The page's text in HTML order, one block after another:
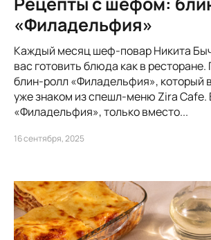
«Филадельфия»
Каждый месяц шеф-повар Никита
вас готовить блюда как в ресторане.
блин-ролл «Филадельфия», который
уже знаком из спешл-меню Zira Cafe.
«Филадельфия», только вместо...
16 сентября, 2025